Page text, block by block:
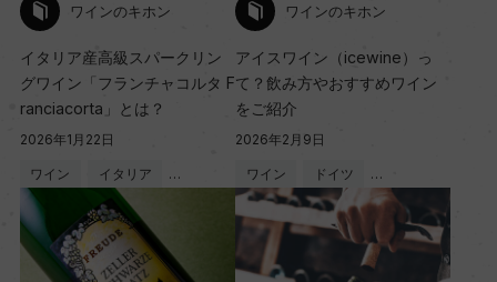
ワインのキホン
イタリア産高級スパークリン
グワイン「フランチャコルタ F
ranciacorta」とは？
2026年1月22日
ワイン イタリア …
ワインのキホン
アイスワイン（icewine）っ
て？飲み方やおすすめワイン
をご紹介
2026年2月9日
ワイン ドイツ …